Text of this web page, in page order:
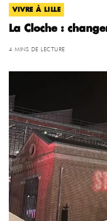
VIVRE À LILLE
La Cloche :
4 MINS DE LECTURE